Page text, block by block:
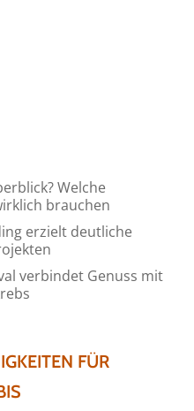
Welche
brauchen
erzielt deutliche
verbindet Genuss mit
FÜR